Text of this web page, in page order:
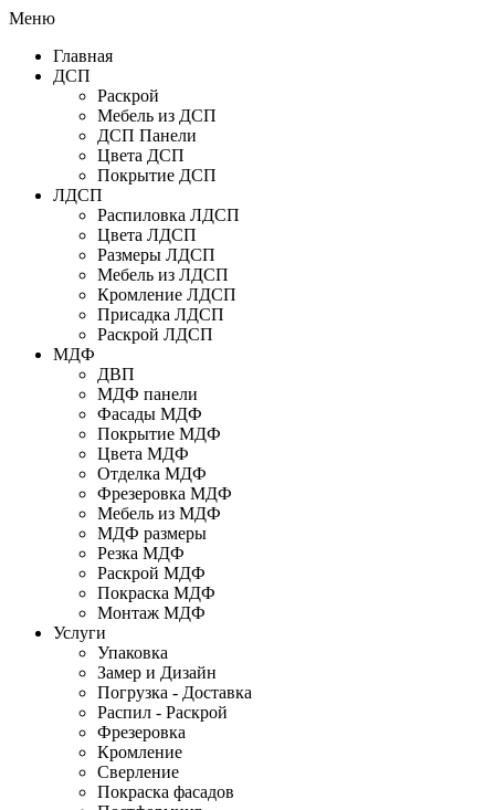
Меню
Главная
ДСП
Раскрой
Мебель из ДСП
ДСП Панели
Цвета ДСП
Покрытие ДСП
ЛДСП
Распиловка ЛДСП
Цвета ЛДСП
Размеры ЛДСП
Мебель из ЛДСП
Кромление ЛДСП
Присадка ЛДСП
Раскрой ЛДСП
МДФ
ДВП
МДФ панели
Фасады МДФ
Покрытие МДФ
Цвета МДФ
Отделка МДФ
Фрезеровка МДФ
Мебель из МДФ
МДФ размеры
Резка МДФ
Раскрой МДФ
Покраска МДФ
Монтаж МДФ
Услуги
Упаковка
Замер и Дизайн
Погрузка - Доставка
Распил - Раскрой
Фрезеровка
Кромление
Сверление
Покраска фасадов